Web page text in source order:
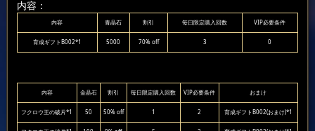
内容：
内容 青晶石 割引 毎日限定購入回数 VIP必要条件
育成ギフトB002*1 5000 70% off 3 0
内容 金晶石 割引 毎日限定購入回数 VIP必要条件 おまけ
フクロウ王の破片*1 50 50% off 1 2 育成ギフトB002(おまけ)*1